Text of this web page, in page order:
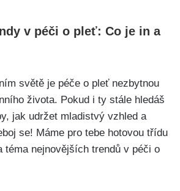
v‌ péči o pleť: Co⁣ je in a
světě ⁤je ⁢péče o pleť nezbytnou
života. ‍Pokud i ty stále hledáš
jak udržet mladistvý vzhled ⁣a
se! Máme pro tebe hotovou ‍třídu
téma nejnovějších trendů v‌ péči o